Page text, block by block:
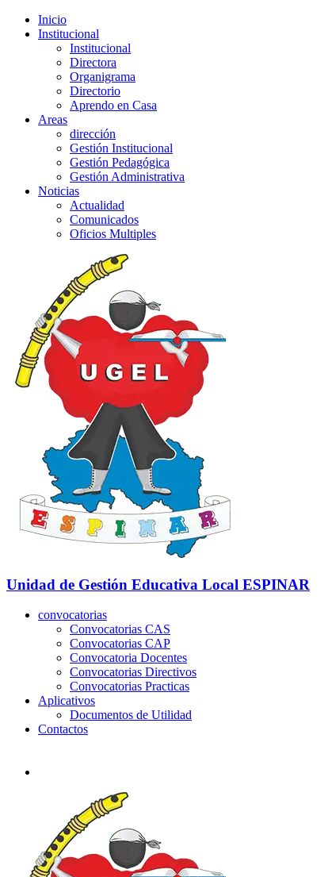
Inicio
Institucional
Institucional
Directora
Organigrama
Directorio
Aprendo en Casa
Areas
dirección
Gestión Institucional
Gestión Pedagógica
Gestión Administrativa
Noticias
Actualidad
Comunicados
Oficios Multiples
Unidad de Gestión Educativa Local ESPINAR
convocatorias
Convocatorias CAS
Convocatorias CAP
Convocatoria Docentes
Convocatorias Directivos
Convocatorias Practicas
Aplicativos
Documentos de Utilidad
Contactos